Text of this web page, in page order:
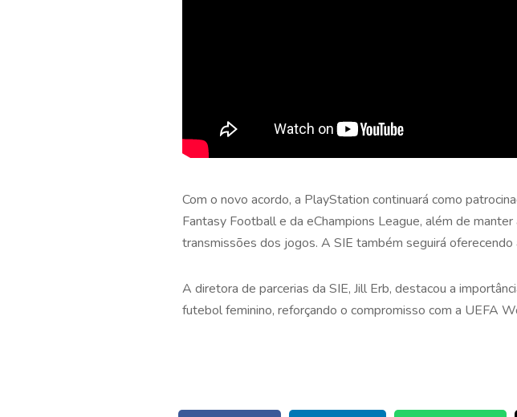
Com o novo acordo, a PlayStation continuará como
Fantasy Football e da eChampions League, além de
transmissões dos jogos. A SIE também seguirá
A diretora de parcerias da SIE, Jill Erb, destacou a
futebol feminino, reforçando o compromisso com a UEFA